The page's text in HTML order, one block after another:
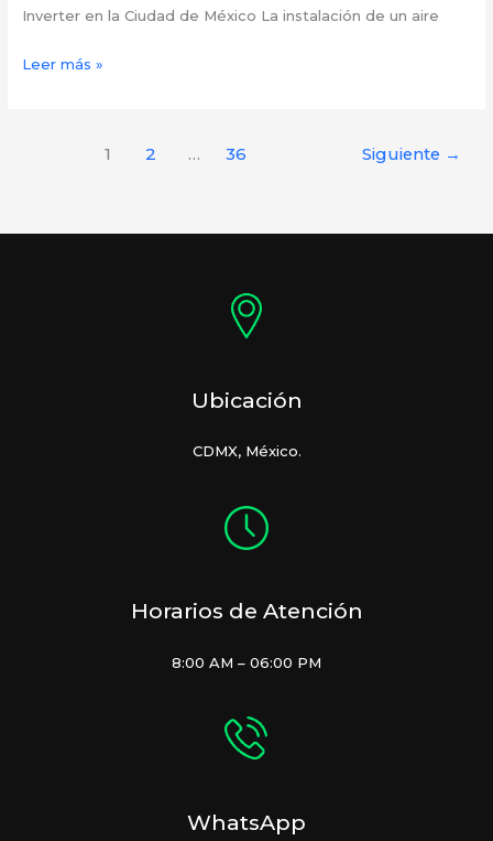
Inverter en la Ciudad de México La instalación de un aire
Las
Leer más »
1 2 … 36 Siguiente →
Ubicación
CDMX, México.
Horarios de Atención
8:00 AM – 06:00 PM
WhatsApp